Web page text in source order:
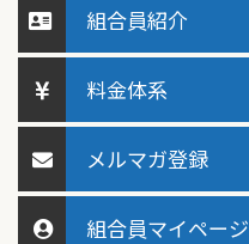
組合員紹介
料金体系
メルマガ登録
組合員マイページ